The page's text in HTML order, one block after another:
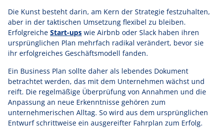
Die Kunst besteht darin, am Kern der Strategie festzuhalten,
aber in der taktischen Umsetzung flexibel zu bleiben.
Erfolgreiche Start-ups wie Airbnb oder Slack haben ihren
ursprünglichen Plan mehrfach radikal verändert, bevor sie
ihr erfolgreiches Geschäftsmodell fanden.
Ein Business Plan sollte daher als lebendes Dokument
betrachtet werden, das mit dem Unternehmen wächst und
reift. Die regelmäßige Überprüfung von Annahmen und die
Anpassung an neue Erkenntnisse gehören zum
unternehmerischen Alltag. So wird aus dem ursprünglichen
Entwurf schrittweise ein ausgereifter Fahrplan zum Erfolg.